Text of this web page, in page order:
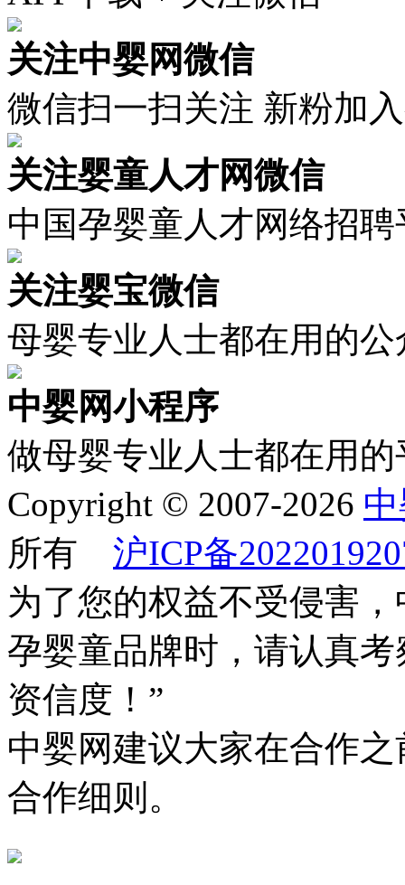
关注中婴网微信
微信扫一扫关注 新粉加
关注婴童人才网微信
中国孕婴童人才网络招聘
关注婴宝微信
母婴专业人士都在用的公
中婴网小程序
做母婴专业人士都在用的
Copyright © 2007-2026
所有 沪ICP备
为了您的权益不受侵害
孕婴童品牌时，请认真
资信度！”
中婴网建议大家在合作
合作细则。